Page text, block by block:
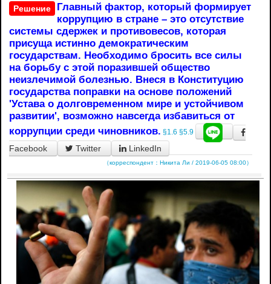
Решение
Главный фактор, который формирует
коррупцию в стране – это отсутствие
системы сдержек и противовесов, которая
присуща истинно демократическим
государствам. Необходимо бросить все силы
на борьбу с этой поразившей общество
неизлечимой болезнью. Внеся в Конституцию
государства поправки на основе положений
'Устава о долговременном мире и устойчивом
развитии', возможно навсегда избавиться от
коррупции среди чиновников. §1.6 §5.9
Facebook Twitter LinkedIn
（корреспондент：Никита Ли / 2019-06-05 08:00）